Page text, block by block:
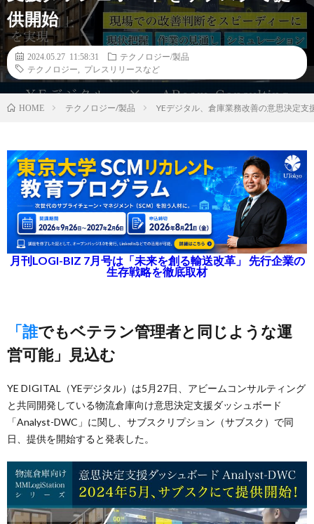
供開始
2024.05.27 11:58:31
テクノロジー/製品
テクノロジー
プレスリリースなど
HOME テクノロジー/製品 YEデジタル、倉庫業務改善の意思決定
月刊LOGI-BIZ 7月号は「未来を創る輸送改革」 先行企業の
生存戦略を徹底取材
「誰でもベテラン管理者と同じような運
営可能」見込む
YE DIGITAL（YEデジタル）は5月27日、アビームコンサルティング
と共同開発している物流倉庫向け意思決定支援ダッシュボード
「Analyst-DWC」に関し、サブスクリプション（サブスク）で同
日、提供を開始すると発表した。